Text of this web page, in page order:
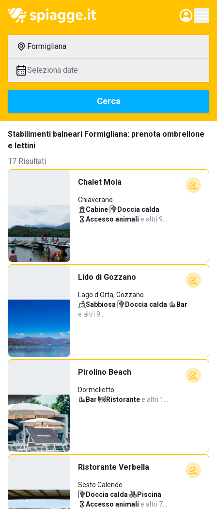
Formigliana
Seleziona date
Cerca
Stabilimenti balneari Formigliana: prenota ombrellone
e lettini
17 Risultati
Chalet Moia
Chiaverano
Cabine· Doccia calda·
Accesso animali·e altri 9…
Lido di Gozzano
Lago d'Orta, Gozzano
Sabbiosa· Doccia calda· Bar·
e altri 9…
Pirolino Beach
Dormelletto
Bar· Ristorante·e altri 1…
Ristorante Verbella
Sesto Calende
Doccia calda· Piscina·
Accesso animali·e altri 7…